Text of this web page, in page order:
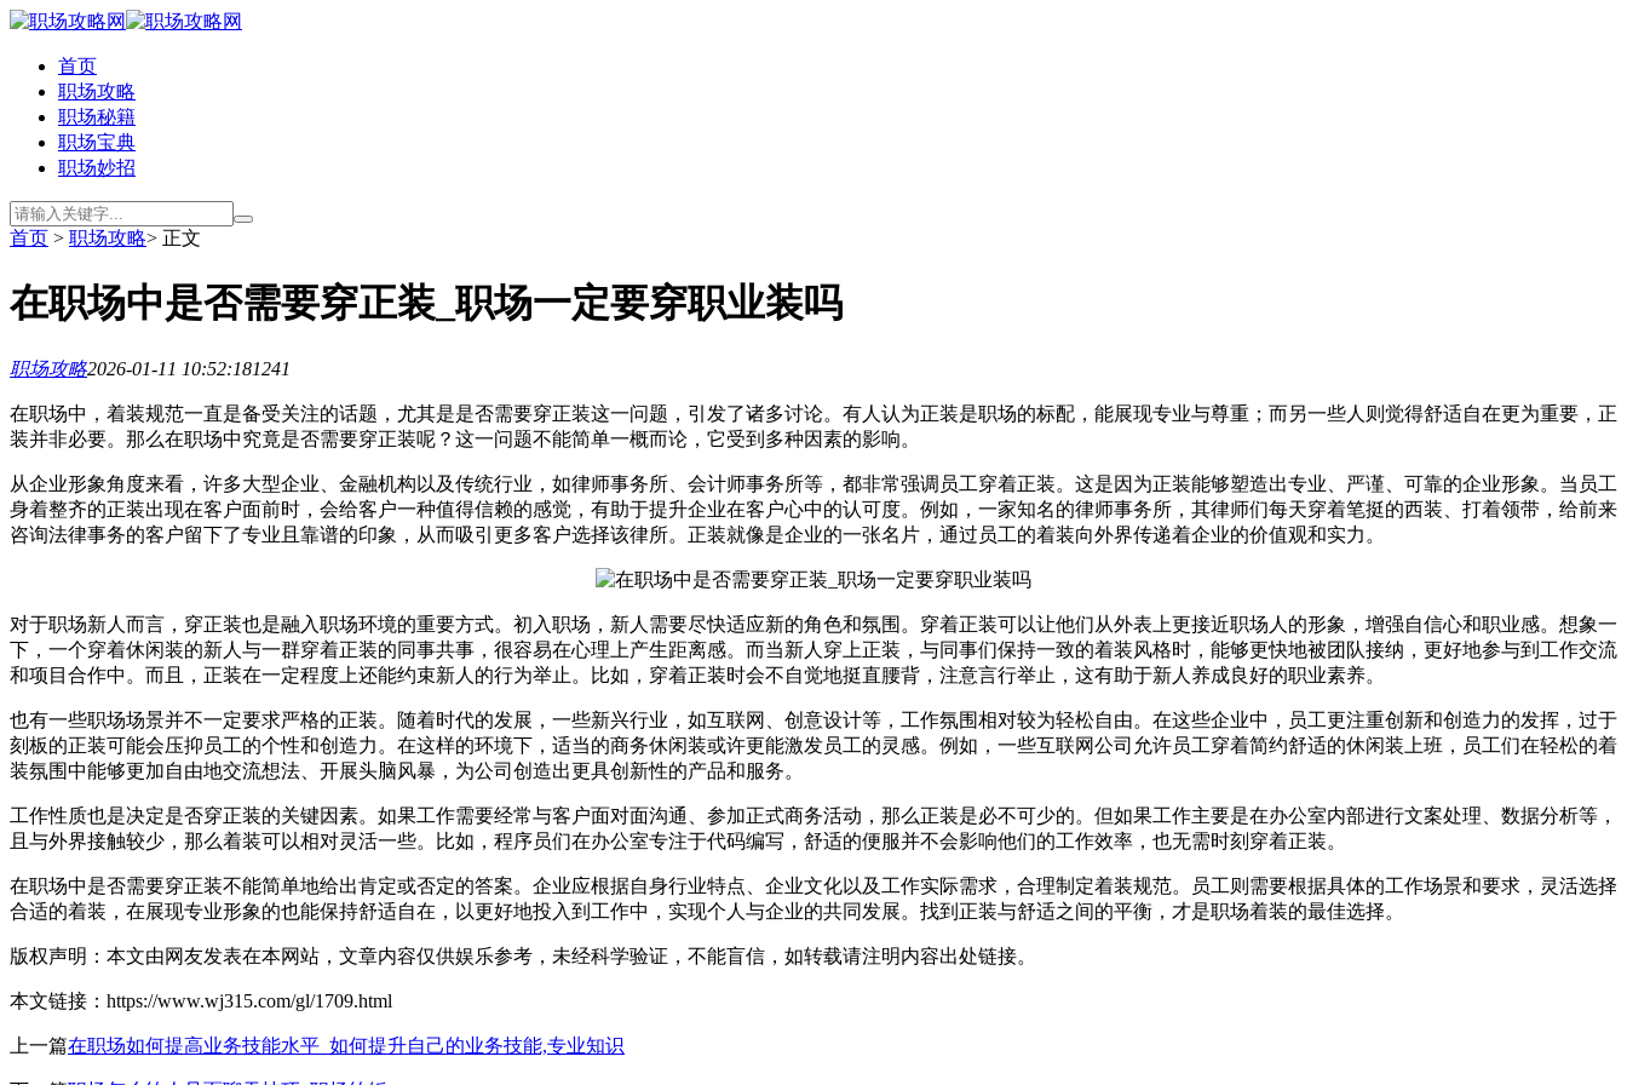
首页
职场攻略
职场秘籍
职场宝典
职场妙招
首页 > 职场攻略> 正文
在职场中是否需要穿正装_职场一定要穿职业装吗
职场攻略2026-01-11 10:52:181241
在职场中，着装规范一直是备受关注的话题，尤其是是否需要穿正装这一问题，引发了诸多讨论。有人认为正装是职场的标配，能展现专业与尊重；而另一些人则觉得舒适自在更为重要，正
装并非必要。那么在职场中究竟是否需要穿正装呢？这一问题不能简单一概而论，它受到多种因素的影响。
从企业形象角度来看，许多大型企业、金融机构以及传统行业，如律师事务所、会计师事务所等，都非常强调员工穿着正装。这是因为正装能够塑造出专业、严谨、可靠的企业形象。当员工
身着整齐的正装出现在客户面前时，会给客户一种值得信赖的感觉，有助于提升企业在客户心中的认可度。例如，一家知名的律师事务所，其律师们每天穿着笔挺的西装、打着领带，给前来
咨询法律事务的客户留下了专业且靠谱的印象，从而吸引更多客户选择该律所。正装就像是企业的一张名片，通过员工的着装向外界传递着企业的价值观和实力。
对于职场新人而言，穿正装也是融入职场环境的重要方式。初入职场，新人需要尽快适应新的角色和氛围。穿着正装可以让他们从外表上更接近职场人的形象，增强自信心和职业感。想象一
下，一个穿着休闲装的新人与一群穿着正装的同事共事，很容易在心理上产生距离感。而当新人穿上正装，与同事们保持一致的着装风格时，能够更快地被团队接纳，更好地参与到工作交流
和项目合作中。而且，正装在一定程度上还能约束新人的行为举止。比如，穿着正装时会不自觉地挺直腰背，注意言行举止，这有助于新人养成良好的职业素养。
也有一些职场场景并不一定要求严格的正装。随着时代的发展，一些新兴行业，如互联网、创意设计等，工作氛围相对较为轻松自由。在这些企业中，员工更注重创新和创造力的发挥，过于
刻板的正装可能会压抑员工的个性和创造力。在这样的环境下，适当的商务休闲装或许更能激发员工的灵感。例如，一些互联网公司允许员工穿着简约舒适的休闲装上班，员工们在轻松的着
装氛围中能够更加自由地交流想法、开展头脑风暴，为公司创造出更具创新性的产品和服务。
工作性质也是决定是否穿正装的关键因素。如果工作需要经常与客户面对面沟通、参加正式商务活动，那么正装是必不可少的。但如果工作主要是在办公室内部进行文案处理、数据分析等，
且与外界接触较少，那么着装可以相对灵活一些。比如，程序员们在办公室专注于代码编写，舒适的便服并不会影响他们的工作效率，也无需时刻穿着正装。
在职场中是否需要穿正装不能简单地给出肯定或否定的答案。企业应根据自身行业特点、企业文化以及工作实际需求，合理制定着装规范。员工则需要根据具体的工作场景和要求，灵活选择
合适的着装，在展现专业形象的也能保持舒适自在，以更好地投入到工作中，实现个人与企业的共同发展。找到正装与舒适之间的平衡，才是职场着装的最佳选择。
版权声明：本文由网友发表在本网站，文章内容仅供娱乐参考，未经科学验证，不能盲信，如转载请注明内容出处链接。
本文链接：https://www.wj315.com/gl/1709.html
上一篇在职场如何提高业务技能水平_如何提升自己的业务技能,专业知识